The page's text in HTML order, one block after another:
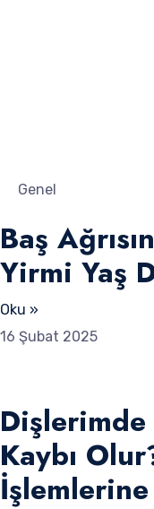
Genel
Baş
Yirmi Yaş
Oku »
16 Şubat 2025
Kaybı